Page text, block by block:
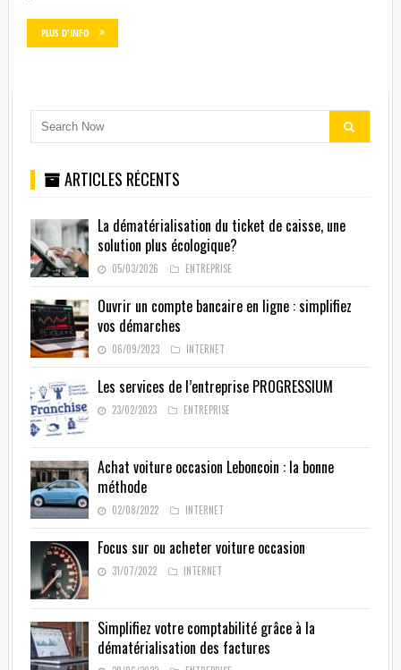
PLUS D'INFO
ARTICLES RÉCENTS
La dématérialisation du ticket de caisse, une
solution plus écologique?
05/03/2026 ENTREPRISE
Ouvrir un compte bancaire en ligne : simplifiez
vos démarches
06/09/2023 INTERNET
Les services de l’entreprise PROGRESSIUM
23/02/2023 ENTREPRISE
Achat voiture occasion Leboncoin : la bonne
méthode
02/08/2022 INTERNET
Focus sur ou acheter voiture occasion
31/07/2022 INTERNET
Simplifiez votre comptabilité grâce à la
dématérialisation des factures